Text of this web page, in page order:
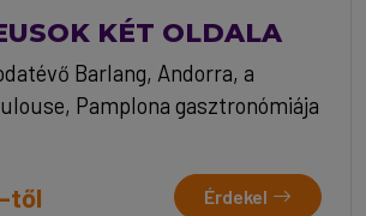
KÉT OLDALA
Barlang, Andorra, a
Pamplona gasztronómiája
től Érdekel